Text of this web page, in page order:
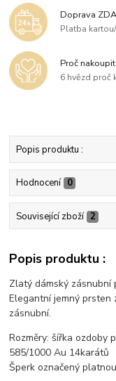
Doprava
Platba
Proč
6 hvězd proč
Popis produktu :
Hodnocení 0
Související zboží 2
Popis produktu :
Zlatý dámský
Elegantní jemný prsten
zásnubní.
Rozměry: šířka ozdoby
585/1000 Au 14karátů
Šperk označený